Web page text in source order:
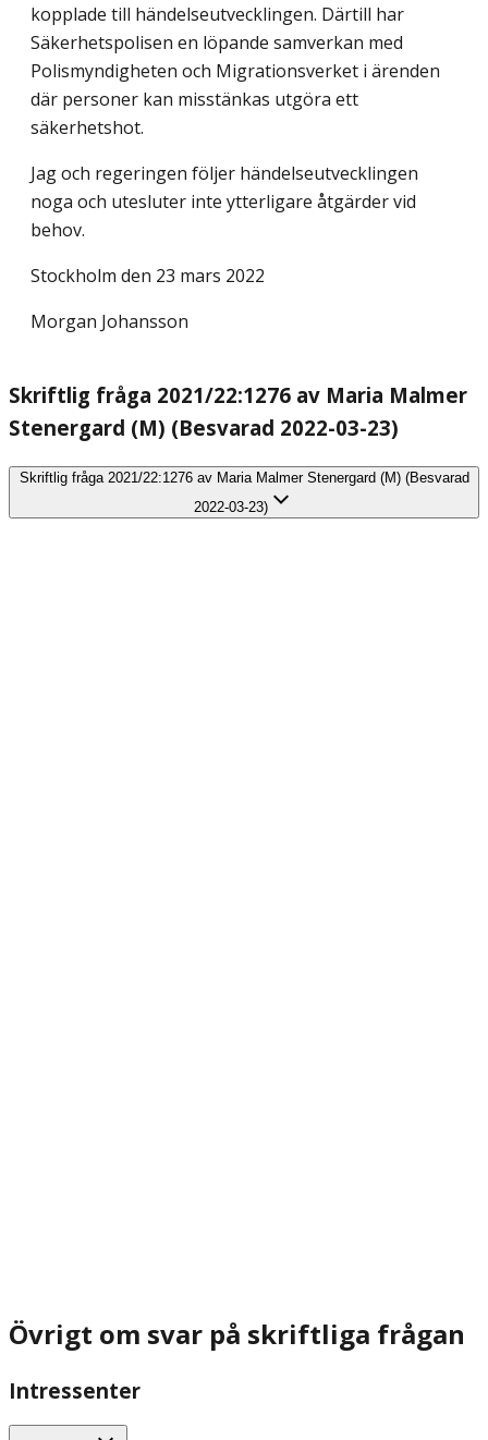
kopplade till händelseutvecklingen. Därtill har
Säkerhetspolisen en löpande samverkan med
Polismyndigheten och Migrationsverket i ärenden
där personer kan misstänkas utgöra ett
säkerhetshot.
Jag och regeringen följer händelseutvecklingen
noga och utesluter inte ytterligare åtgärder vid
behov.
Stockholm den 23 mars 2022
Morgan Johansson
Skriftlig fråga 2021/22:1276 av Maria Malmer
Stenergard (M) (Besvarad 2022-03-23)
Skriftlig fråga 2021/22:1276 av Maria Malmer Stenergard (M) (Besvarad
2022-03-23)
Övrigt om svar på skriftliga frågan
Intressenter